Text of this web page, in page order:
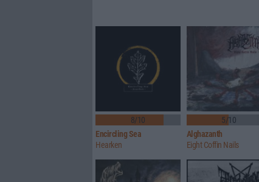
8/10
Encircling Sea
Hearken
5/10
Alghazanth
Eight Coffin Nails